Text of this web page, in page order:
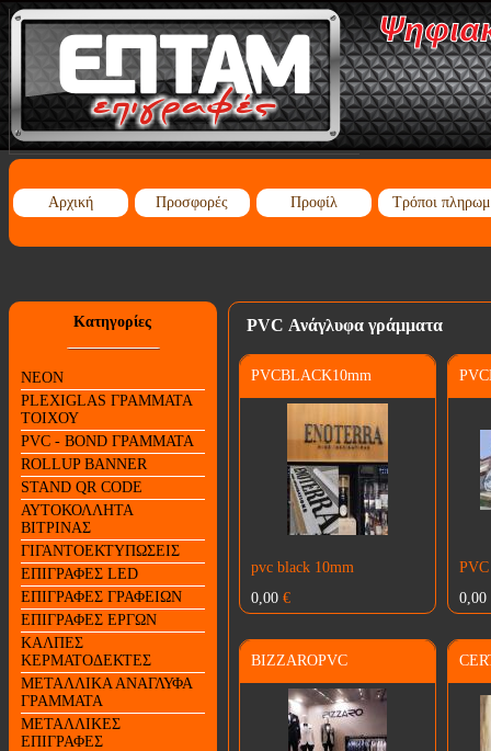
Αρχική Προσφορές Προφίλ Τρόποι
Κατηγορίες
NEON
PLEXIGLAS ΓΡΑΜΜΑΤΑ
ΤΟΙΧΟΥ
PVC - BOND ΓΡΑΜΜΑΤΑ
ROLLUP BANNER
STAND QR CODE
ΑΥΤΟΚΟΛΛΗΤΑ
ΒΙΤΡΙΝΑΣ
ΓΙΓΑΝΤΟΕΚΤΥΠΩΣΕΙΣ
ΕΠΙΓΡΑΦΕΣ LED
ΕΠΙΓΡΑΦΕΣ ΓΡΑΦΕΙΩΝ
ΕΠΙΓΡΑΦΕΣ ΕΡΓΩΝ
ΚΑΛΠΕΣ
ΚΕΡΜΑΤΟΔΕΚΤΕΣ
ΜΕΤΑΛΛΙΚΑ ΑΝΑΓΛΥΦΑ
ΓΡΑΜΜΑΤΑ
ΜΕΤΑΛΛΙΚΕΣ
ΕΠΙΓΡΑΦΕΣ
PVC Ανάγλυφα γράμματα
PVCBLACK10mm
pvc black 10mm
0,00 €
0,00
BIZZAROPVC